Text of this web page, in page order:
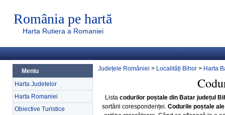
România pe hartă
Harta Rutiera a Romaniei
Meniu
Harta Judetelor
Harta Romaniei
Obiective Turistice
Județele României > Localități Bihor > Harta
Lista codurilor poștale din Batar județul
sortării corespondenței. Codurile poștale